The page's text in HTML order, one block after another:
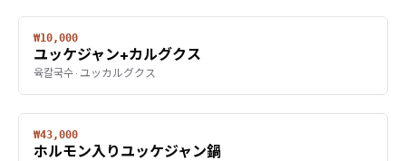
₩10,000
ユッケジャン+カルグクス
육칼국수 · ユッカルグクス
₩43,000
ホルモン入りユッケジャン鍋